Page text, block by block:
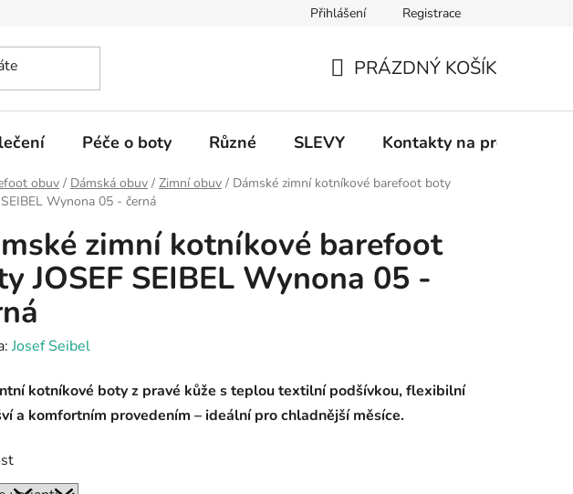
na prodejny Informace k on-line platbám Odstoupení od
Přihlášení Registrace
KOŠÍK
PRÁZDNÝ KOŠÍK
Péče o boty Různé SLEVY Kontakty na prodejny
obuv / Dámská obuv / Zimní obuv / Dámské zimní kotníkové barefoot boty
Wynona 05 - černá
zimní kotníkové barefoot
JOSEF SEIBEL Wynona 05 -
Josef Seibel
kotníkové boty z pravé kůže s teplou textilní podšívkou, flexibilní
a komfortním provedením – ideální pro chladnější měsíce.